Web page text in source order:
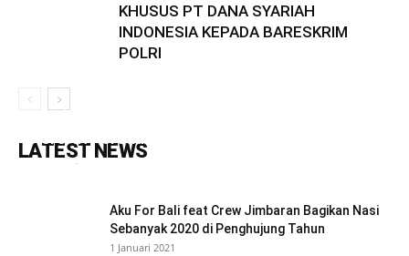
KHUSUS PT DANA SYARIAH
INDONESIA KEPADA BARESKRIM
POLRI
LATEST NEWS
Mbeliling Cup II 2025: Ajang Futsal untuk
Redaksi - 20 September 2025
Aku For Bali feat Crew Jimbaran Bagikan Nasi
Sebanyak 2020 di Penghujung Tahun
1 Januari 2021